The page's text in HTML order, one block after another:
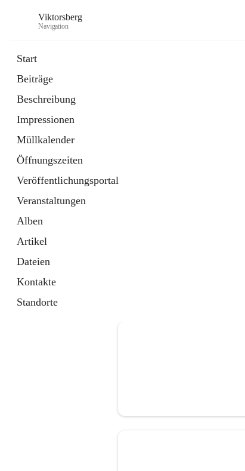
Viktorsberg
Navigation
Start
Beiträge
Beschreibung
Impressionen
Müllkalender
Öffnungszeiten
Veröffentlichungsportal
Veranstaltungen
Alben
Artikel
Dateien
Kontakte
Standorte